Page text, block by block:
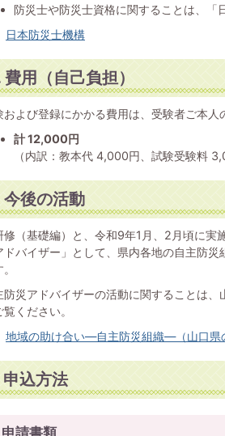
防災士や防災士資格に関することは、「
日本防災士機構
用（自己負担）
および登録にかかる費用は、受験者ご本人
計 12,000円
（内訳：教本代 4,000円、試験受験料
今後の活動
修（基礎編）と、令和9年1月、2月頃に実
ドバイザー」として、県内各地の自主防
防災アドバイザーの活動に関することは
覧ください。
地域の助け合い―自主防災組織―（山口県
申込方法
申請書類